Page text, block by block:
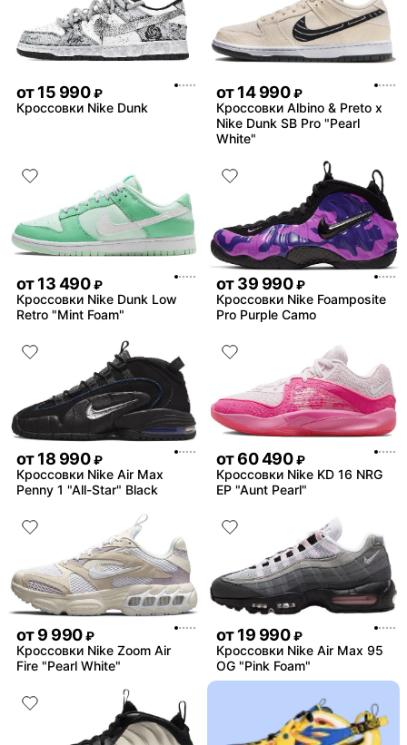
от15 990 ₽
Кроссовки Nike Dunk
от14 990 ₽
Кроссовки Albino & Preto x
Nike Dunk SB Pro "Pearl
White"
от13 490 ₽
Кроссовки Nike Dunk Low
Retro "Mint Foam"
от39 990 ₽
Кроссовки Nike Foamposite
Pro Purple Camo
от18 990 ₽
Кроссовки Nike Air Max
Penny 1 "All-Star" Black
от60 490 ₽
Кроссовки Nike KD 16 NRG
EP "Aunt Pearl"
от9 990 ₽
Кроссовки Nike Zoom Air
Fire "Pearl White"
от19 990 ₽
Кроссовки Nike Air Max 95
OG "Pink Foam"